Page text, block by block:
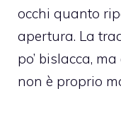
occhi quanto
apertura. La
po’ bislacca,
non è proprio